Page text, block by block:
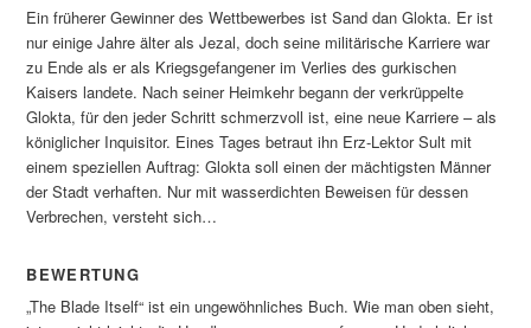
Ein früherer Gewinner des Wettbewerbes ist Sand dan Glokta. Er ist
nur einige Jahre älter als Jezal, doch seine militärische Karriere war
zu Ende als er als Kriegsgefangener im Verlies des gurkischen
Kaisers landete. Nach seiner Heimkehr begann der verkrüppelte
Glokta, für den jeder Schritt schmerzvoll ist, eine neue Karriere – als
königlicher Inquisitor. Eines Tages betraut ihn Erz-Lektor Sult mit
einem speziellen Auftrag: Glokta soll einen der mächtigsten Männer
der Stadt verhaften. Nur mit wasserdichten Beweisen für dessen
Verbrechen, versteht sich…
BEWERTUNG
„The Blade Itself“ ist ein ungewöhnliches Buch. Wie man oben sieht,